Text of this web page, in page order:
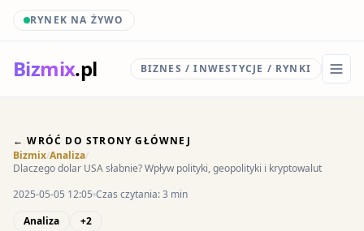
RYNEK NA ŻYWO
Bizmix.pl BIZNES / INWESTYCJE / RYNKI
← WRÓĆ DO STRONY GŁÓWNEJ
Bizmix/Analiza/
Dlaczego dolar USA słabnie? Wpływ polityki, geopolityki i kryptowalut
2025-05-05 12:05 Czas czytania: 3 min
Analiza
+2